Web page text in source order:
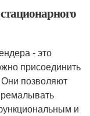
- это
присоединить
Они позволяют
и